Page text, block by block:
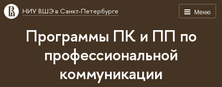
Меню
НИУ ВШЭ в Санкт-Петербурге
Программы ПК и ПП по
профессиональной
коммуникации